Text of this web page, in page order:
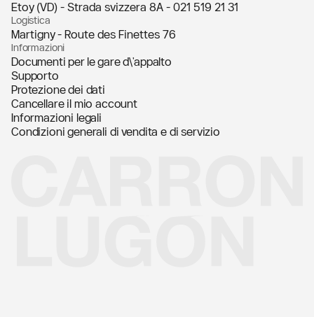
Etoy (VD) - Strada svizzera 8A - 021 519 21 31
Logistica
Martigny - Route des Finettes 76
Informazioni
Documenti per le gare d\'appalto
Supporto
Protezione dei dati
Cancellare il mio account
Informazioni legali
Condizioni generali di vendita e di servizio